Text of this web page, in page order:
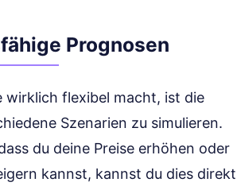
Prognosen
wirklich flexibel macht, ist die
Szenarien zu simulieren.
du deine Preise erhöhen oder
kannst, kannst du dies direkt